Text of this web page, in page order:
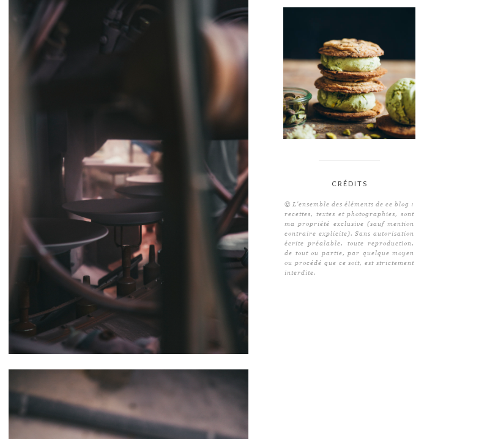
CRÉDITS
© L'ensemble des éléments de ce blog :
recettes, textes et photographies, sont
ma propriété exclusive (sauf mention
contraire explicite). Sans autorisation
écrite préalable, toute reproduction,
de tout ou partie, par quelque moyen
ou procédé que ce soit, est strictement
interdite.